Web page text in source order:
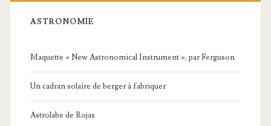
ASTRONOMIE
Maquette « New Astronomical Instrument », par Ferguson
Un cadran solaire de berger à fabriquer
Astrolabe de Rojas